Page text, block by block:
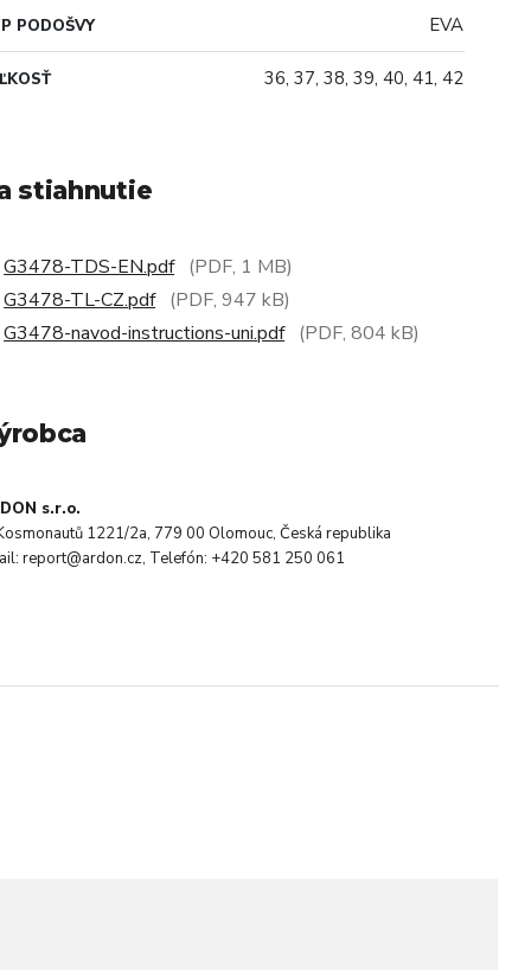
PODOŠVY EVA
36, 37, 38, 39, 40, 41, 42
stiahnutie
G3478-TDS-EN.pdf (PDF, 1 MB)
G3478-TL-CZ.pdf (PDF, 947 kB)
G3478-navod-instructions-uni.pdf (PDF, 804 kB)
s.r.o.
1221/2a, 779 00 Olomouc, Česká republika
report@ardon.cz, Telefón: +420 581 250 061